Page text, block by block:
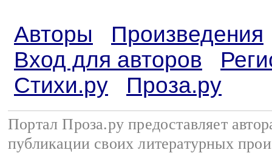
Авторы
Произведения
Вход для авторов
Стихи.ру
Проза.ру
Портал Проза.ру предоставляет
публикации своих литературных